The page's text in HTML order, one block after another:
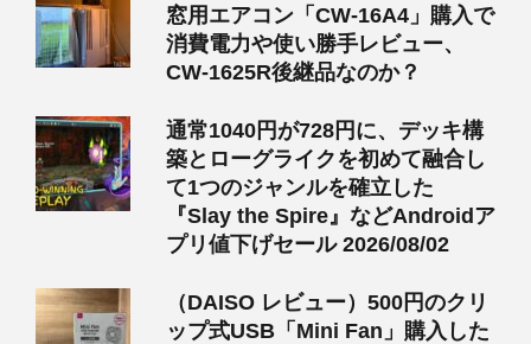
窓用エアコン「CW-16A4」購入で
消費電力や使い勝手レビュー、
CW-1625R後継品なのか？
通常1040円が728円に、デッキ構
築とローグライクを初めて融合し
て1つのジャンルを確立した
『Slay the Spire』などAndroidア
プリ値下げセール 2026/08/02
（DAISO レビュー）500円のクリ
ップ式USB「Mini Fan」購入した